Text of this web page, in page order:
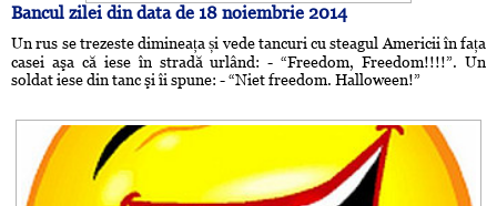
Bancul zilei din data de 18 noiembrie 2014
Un rus se trezeste dimineața și vede tancuri cu steagul Americii în fața
casei aşa că iese în stradă urlând: - “Freedom, Freedom!!!!”. Un
soldat iese din tanc şi îi spune: - “Niet freedom. Halloween!”